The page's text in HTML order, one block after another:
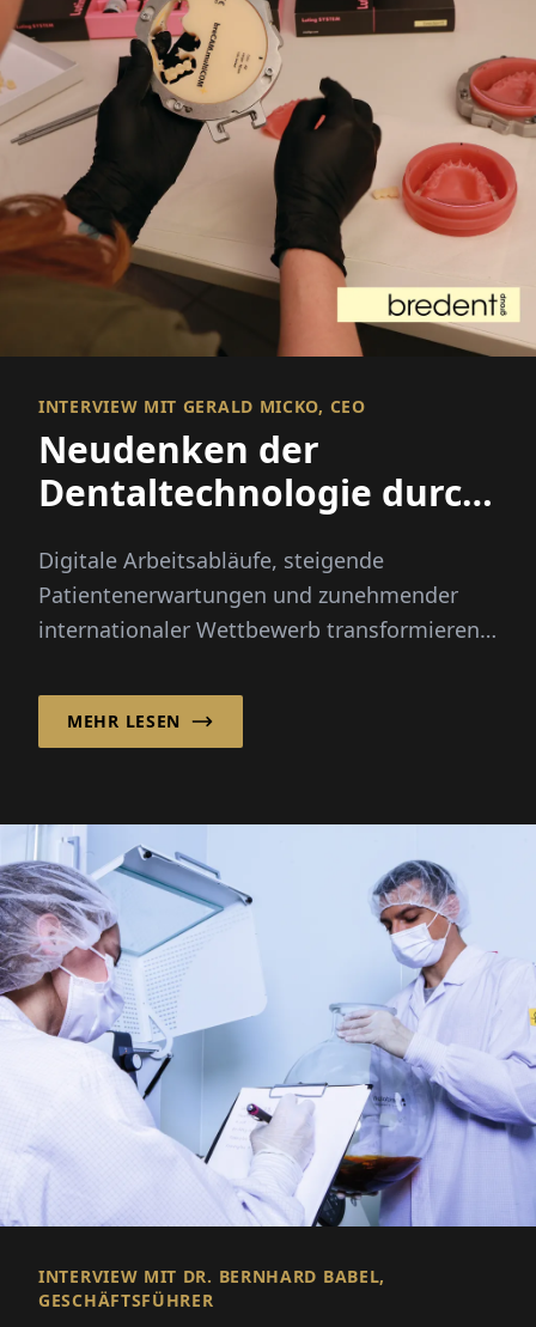
INTERVIEW MIT GERALD MICKO, CEO
Neudenken der
Dentaltechnologie durch
Digitale Arbeitsabläufe, steigende
Patientenerwartungen und zunehmender
internationaler Wettbewerb transformieren
MEHR LESEN
INTERVIEW MIT DR. BERNHARD BABEL,
GESCHÄFTSFÜHRER